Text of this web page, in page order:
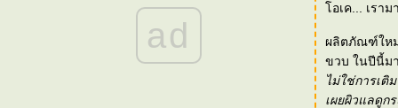
[Event] Nivea Sassy Day
[Event] Dove Body Wash Exclusive Tea Party
with PuPe_so_Sweet
ad
อเค... เ
ผลิตภัณฑ์ใหม่
ขวบ ในปีนี้ม
ไม่ใช่การเติ
เผยผิวแลดูก